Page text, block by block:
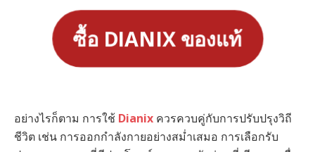
ซื้อ DIANIX ของแท้
อย่างไรก็ตาม การใช้ Dianix ควรควบคู่กับการปรับปรุงวิถี
ชีวิต เช่น การออกกำลังกายอย่างสม่ำเสมอ การเลือกรับ